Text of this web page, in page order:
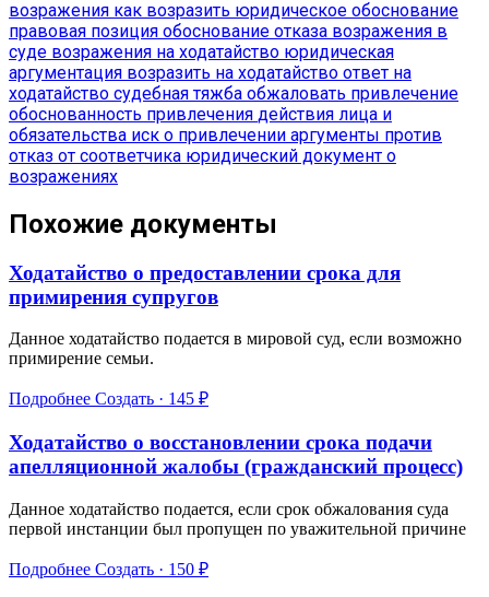
возражения как возразить юридическое обоснование
правовая позиция обоснование отказа возражения в
суде возражения на ходатайство юридическая
аргументация возразить на ходатайство ответ на
ходатайство судебная тяжба обжаловать привлечение
обоснованность привлечения действия лица и
обязательства иск о привлечении аргументы против
отказ от соответчика юридический документ о
возражениях
Похожие документы
Ходатайство о предоставлении срока для
примирения супругов
Данное ходатайство подается в мировой суд, если возможно
примирение семьи.
Подробнее Создать · 145 ₽
Ходатайство о восстановлении срока подачи
апелляционной жалобы (гражданский процесс)
Данное ходатайство подается, если срок обжалования суда
первой инстанции был пропущен по уважительной причине
Подробнее Создать · 150 ₽